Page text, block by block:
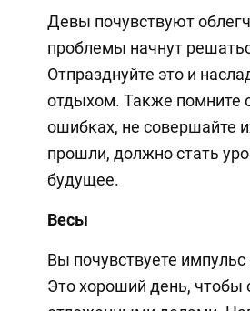
Девы почувствуют
проблемы начнут
Отпразднуйте это и
отдыхом. Также помните
ошибках, не совершайте
прошли, должно стать
будущее.
Весы
Вы почувствуете
Это хороший день, чтобы